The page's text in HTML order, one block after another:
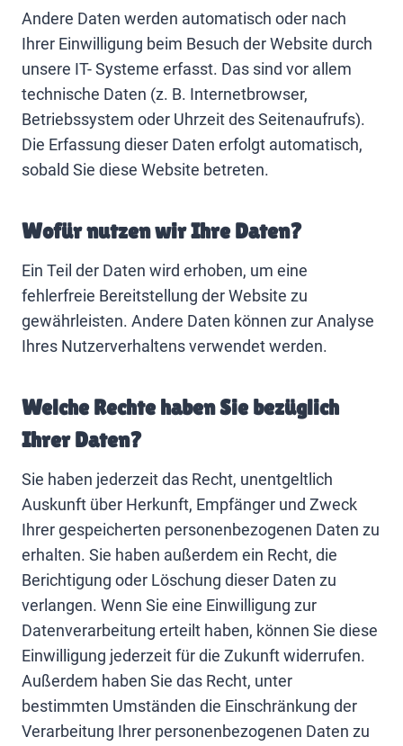
Andere Daten werden automatisch oder nach
Ihrer Einwilligung beim Besuch der Website durch
unsere IT- Systeme erfasst. Das sind vor allem
technische Daten (z. B. Internetbrowser,
Betriebssystem oder Uhrzeit des Seitenaufrufs).
Die Erfassung dieser Daten erfolgt automatisch,
sobald Sie diese Website betreten.
Wofür nutzen wir Ihre Daten?
Ein Teil der Daten wird erhoben, um eine
fehlerfreie Bereitstellung der Website zu
gewährleisten. Andere Daten können zur Analyse
Ihres Nutzerverhaltens verwendet werden.
Welche Rechte haben Sie bezüglich
Ihrer Daten?
Sie haben jederzeit das Recht, unentgeltlich
Auskunft über Herkunft, Empfänger und Zweck
Ihrer gespeicherten personenbezogenen Daten zu
erhalten. Sie haben außerdem ein Recht, die
Berichtigung oder Löschung dieser Daten zu
verlangen. Wenn Sie eine Einwilligung zur
Datenverarbeitung erteilt haben, können Sie diese
Einwilligung jederzeit für die Zukunft widerrufen.
Außerdem haben Sie das Recht, unter
bestimmten Umständen die Einschränkung der
Verarbeitung Ihrer personenbezogenen Daten zu